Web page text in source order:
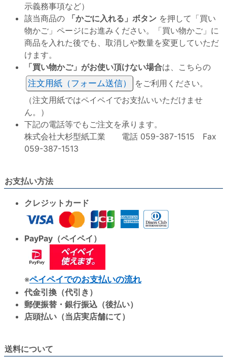
示義務事項など）
該当商品の
「かごに入れる」ボタン を押して「買い
物かご」ページにお進みください。「買い物かご」に
商品を入れた後でも、取消しや数量を変更していただ
けます。
「買い物かご」がお使い頂けない場合は、こちらの
注文用紙（フォーム送信）
をご利用ください。
（注文用紙ではペイペイでお支払いいただけませ
ん。）
下記の電話等でもご注文を承ります。
株式会社大杉型紙工業 電話 059-387-1515 Fax
059-387-1513
お支払い方法
クレジットカード
PayPay（ペイペイ）
※ペイペイでのお支払いの流れ
代金引換（代引き）
郵便振替・銀行振込（後払い）
店頭払い（当店実店舗にて）
送料について